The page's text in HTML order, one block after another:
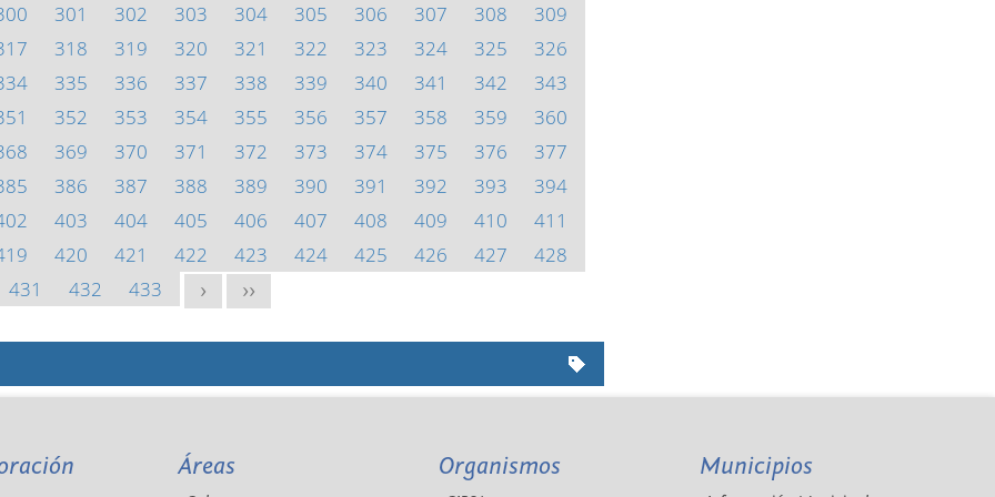
301 302 303 304 305 306 307 308
309
318 319 320 321 322 323 324 325
326
335 336 337 338 339 340 341 342
343
352 353 354 355 356 357 358 359
360
369 370 371 372 373 374 375 376
377
386 387 388 389 390 391 392 393
394
403 404 405 406 407 408 409 410
411
420 421 422 423 424 425 426 427
428
431
432 433 > >>
Áreas Organismos Municipios